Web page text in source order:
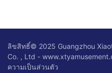
ลิขสิทธิ์© 2025 Guangzhou
Co. , Ltd -
ความเป็นส่วนตัว